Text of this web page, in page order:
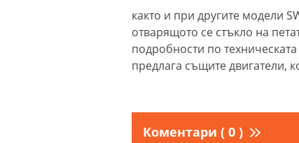
както и при другите модели
отварящото се стъкло на
подробности по
предлага същите двигатели,
Коментари ( 0 )